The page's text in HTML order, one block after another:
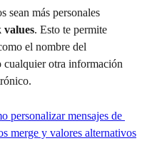
sean más personales
values. Esto te permite
el nombre del
cualquier otra información
personalizar mensajes de
merge y valores alternativos